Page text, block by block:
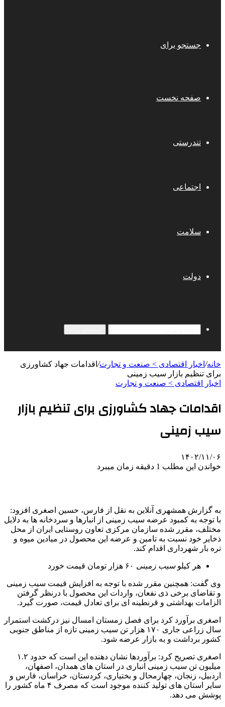
جستجو برای
صفحه نخست
تندرستی
اجتماعی
سلامت
دولت
خانه/ اخبار اقتصادی > صنعت و تجارت/ اقدامات جهاد کشاورزی
برای تنظیم بازار سیب زمینی
اخبار اقتصادی > صنعت و تجارت
اقدامات جهاد کشاورزی برای تنظیم بازار
سیب زمینی
۱۴۰۲/۱۱/۰۶
خواندن این مطلب 1 دقیقه زمان میبرد
به گزارش همشهری آنلاین به نقل از فارس، حسین اصغری افزود:
با توجه به کمبود عرضه سیب زمینی از انبارها و سردخانه ها به دلایل
مختلف، مقرر شده سازمان مرکزی تعاون روستایی ایران از محل
ذخایر خود نسبت به تامین و عرضه این محصول در میادین میوه و
تره بار شهرداری اقدام کند.
هر کیلوسیب زمینی
وی گفت: همچنین مقرر شده با توجه به افزایش قیمت سیب زمینی
و تقاضای برخی ذی نفعان، واردات این محصول با درنظر گرفتن
الزامات بهداشتی و قرنطینه ای برای تعادل قیمت، صورت گیرد.
اصغری برآورد کرد برای فصل زمستان امسال نیز درکشت استمرار
سال زراعی جاری ۱۷۰ هزار تن سیب زمینی تازه از مناطق جنوبی
کشور برداشت و به بازار عرضه شود.
اصغری تصریح کرد: برآوردها نشان دهنده این است که حدود ۱.۲
میلیون تن سیب زمینی انباری در استان های همدان، اصفهان،
اردبیل، زنجان، چهارمحال و بختیاری، کردستان، خراسان، فارس و
سایر استان های تولید کننده موجود است که مصرف ۴ ماه کشور را
پوشش می دهد.